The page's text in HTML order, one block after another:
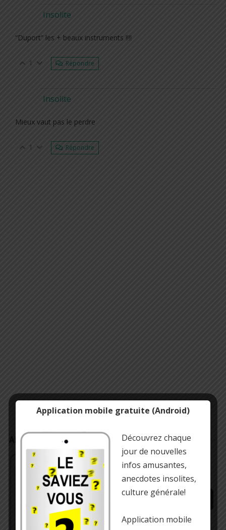
Insolite
“Duport” les + beaux instruments !!!!
1 Répondre
Insolite
Mieux vaut pas le perdre
1 Répondre
APPLICATION MOBILE/TABLETTE
Gratuit !
Infos insolites, culture générale et
anecdotes amusantes
https://play.google.com/store/…
Application mobile gratuite (Android)
Découvrez chaque
jour de nouvelles
infos amusantes,
anecdotes insolites,
culture générale!
Application mobile